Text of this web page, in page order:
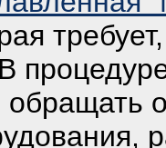
обращать